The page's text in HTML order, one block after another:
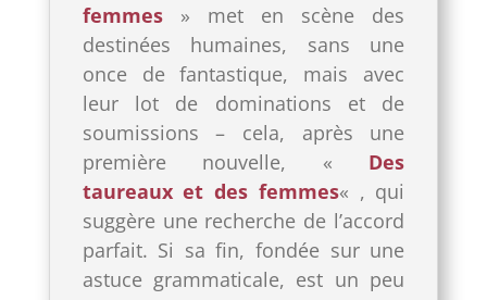
femmes» met en scène des
destinées humaines, sans une
once de fantastique, mais avec
leur lot de dominations et de
soumissions – cela, après une
première nouvelle, « Des
taureaux et des femmes« , qui
suggère une recherche de l’accord
parfait. Si sa fin, fondée sur une
astuce grammaticale, est un peu